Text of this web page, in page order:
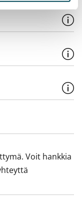
Voit hankkia